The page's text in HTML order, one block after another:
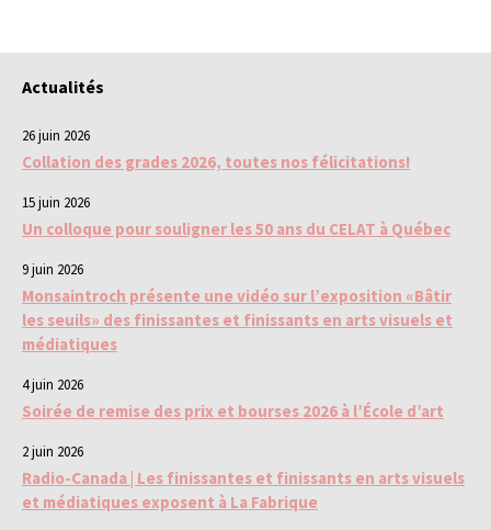
Actualités
26 juin 2026
Collation des grades 2026, toutes nos félicitations!
15 juin 2026
Un colloque pour souligner les 50 ans du CELAT à Québec
9 juin 2026
Monsaintroch présente une vidéo sur l’exposition «Bâtir
les seuils» des finissantes et finissants en arts visuels et
médiatiques
4 juin 2026
Soirée de remise des prix et bourses 2026 à l’École d’art
2 juin 2026
Radio-Canada | Les finissantes et finissants en arts visuels
et médiatiques exposent à La Fabrique